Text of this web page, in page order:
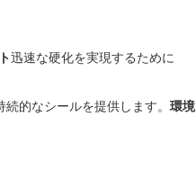
迅速な硬化を実現するために
的なシールを提供します。 環境